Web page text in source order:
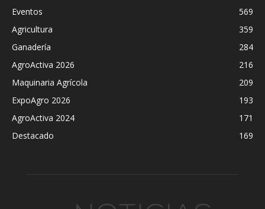
Eventos
569
Agricultura
359
Ganadería
284
AgroActiva 2026
216
Maquinaria Agrícola
209
ExpoAgro 2026
193
AgroActiva 2024
171
Destacado
169